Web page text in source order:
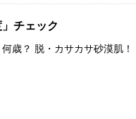
チェック
歳？ 脱・カサカサ砂漠肌！